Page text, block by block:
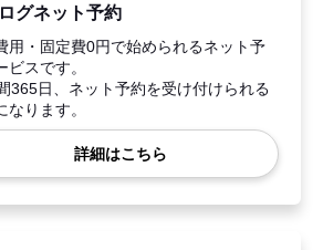
グネット予約
用・固定費0円で始められるネット予
ビスです。
365日、ネット予約を受け付けられる
なります。
詳細はこちら